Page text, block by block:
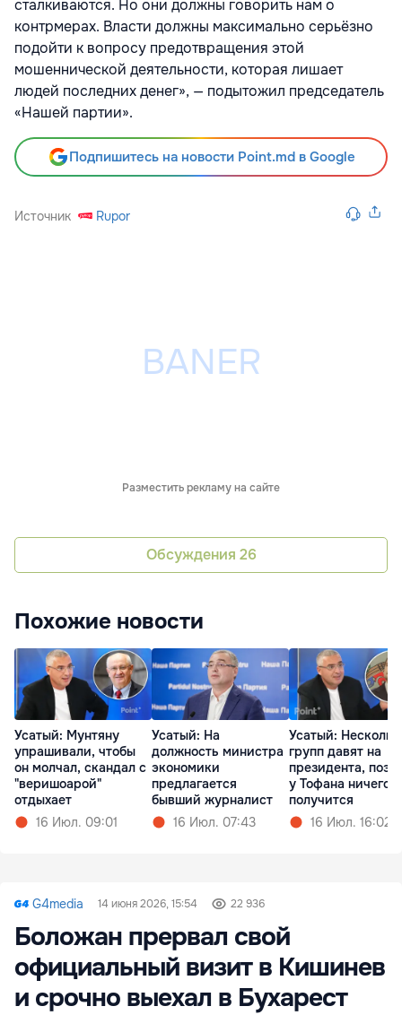
сталкиваются. Но они должны говорить нам о
контрмерах. Власти должны максимально серьёзно
подойти к вопросу предотвращения этой
мошеннической деятельности, которая лишает
людей последних денег», — подытожил председатель
«Нашей партии».
Подпишитесь на новости Point.md в Google
Источник Rupor
Разместить рекламу на сайте
Обсуждения 26
Похожие новости
Усатый: Мунтяну
упрашивали, чтобы
он молчал, скандал с
"веришоарой"
отдыхает
16 Июл. 09:01
Усатый: На
должность министра
экономики
предлагается
бывший журналист
16 Июл. 07:43
Усатый:
групп давят на
президента,
у Тофана ничего
получится
16 Июл. 16:02
G4media 14 июня 2026, 15:54 22 936
Боложан прервал свой
официальный визит в Кишинев
и срочно выехал в Бухарест